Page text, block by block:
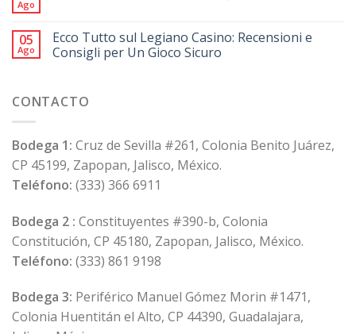
Ago
05
Ago
Ecco Tutto sul Legiano Casino: Recensioni e
Consigli per Un Gioco Sicuro
CONTACTO
Bodega 1: Cruz de Sevilla #261, Colonia Benito Juárez,
CP 45199, Zapopan, Jalisco, México.
Teléfono: (333) 366 6911
Bodega 2 : Constituyentes #390-b, Colonia
Constitución, CP 45180, Zapopan, Jalisco, México.
Teléfono: (333) 861 9198
Bodega 3: Periférico Manuel Gómez Morin #1471,
Colonia Huentitán el Alto, CP 44390, Guadalajara,